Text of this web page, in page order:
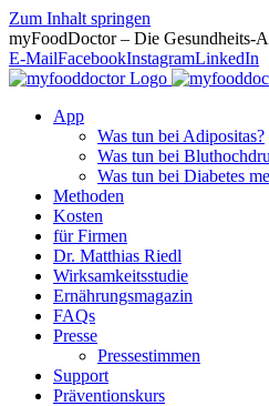
Zum Inhalt springen
myFoodDoctor – Die Gesundheits-
E-MailFacebookInstagramLinkedIn
App
Was tun bei Adipositas?
Was tun bei
Was tun bei Diabetes
Methoden
Kosten
für Firmen
Dr. Matthias Riedl
Wirksamkeitsstudie
Ernährungsmagazin
FAQs
Presse
Pressestimmen
Support
Präventionskurs